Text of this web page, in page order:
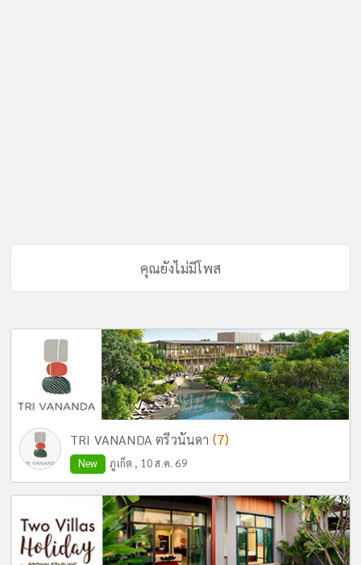
คุณยังไม่มีโพส
TRI VANANDA ตรีวนันดา (7)
New ภูเก็ต , 10 ส.ค. 69